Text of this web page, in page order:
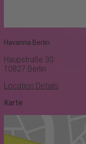
Havanna Berlin
Haupstraße 30
10827 Berlin
Location Details
Karte